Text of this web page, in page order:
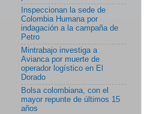
Inspeccionan la sede de
Colombia Humana por
indagación a la campaña de
Petro
Mintrabajo investiga a
Avianca por muerte de
operador logístico en El
Dorado
Bolsa colombiana, con el
mayor repunte de últimos 15
años